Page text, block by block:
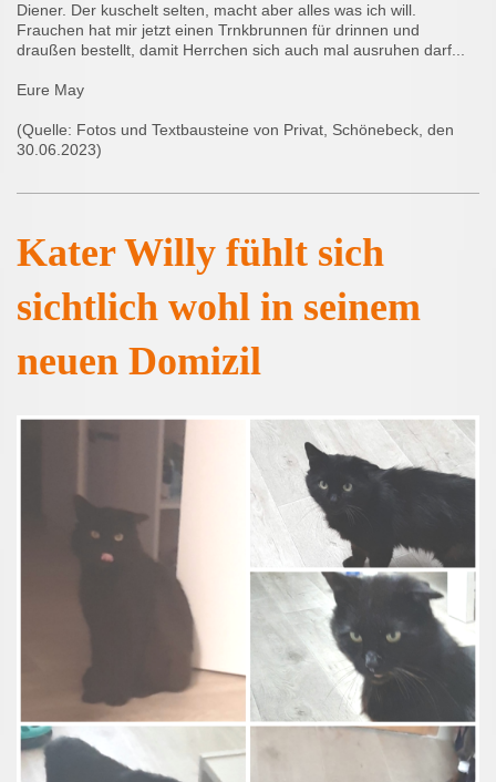
Diener. Der kuschelt selten, macht aber alles was ich will.
Frauchen hat mir jetzt einen Trnkbrunnen für drinnen und
draußen bestellt, damit Herrchen sich auch mal ausruhen darf...
Eure May
(Quelle: Fotos und Textbausteine von Privat, Schönebeck, den
30.06.2023)
Kater Willy fühlt sich
sichtlich wohl in seinem
neuen Domizil